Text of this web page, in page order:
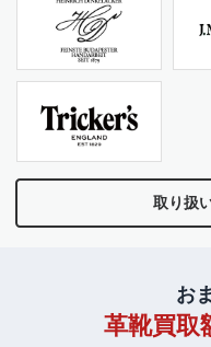
取り扱
お
革靴買取